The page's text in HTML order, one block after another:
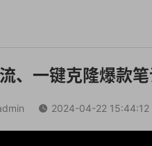
、一键克隆爆款
 2024-04-22 15:44:12